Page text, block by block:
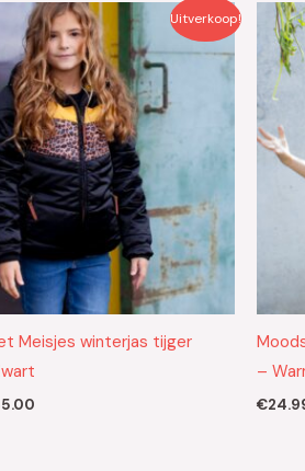
Uitverkoop!
Meisjes winterjas tijger
Huidige
prijs
is:
€45.00.
–
€